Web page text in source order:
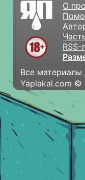
О
RSS-
Все материалы
Yaplakal.com